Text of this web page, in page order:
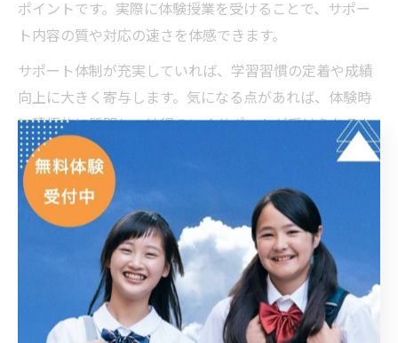
ポイントです。実際に体験授業を受けることで、サポー
ト内容の質や対応の速さを体感できます。
サポート体制が充実していれば、学習習慣の定着や成績
向上に大きく寄与します。気になる点があれば、体験時
に積極的に質問し、納得のいくサポートが受けられるか
どうかを確認しましょう。
成績アップを目指すなら個別指導塾体
験から
個別指導塾体験で成績アップのヒントを探す